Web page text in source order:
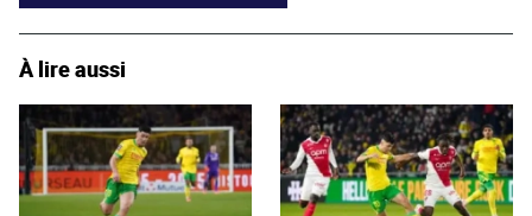
À lire aussi